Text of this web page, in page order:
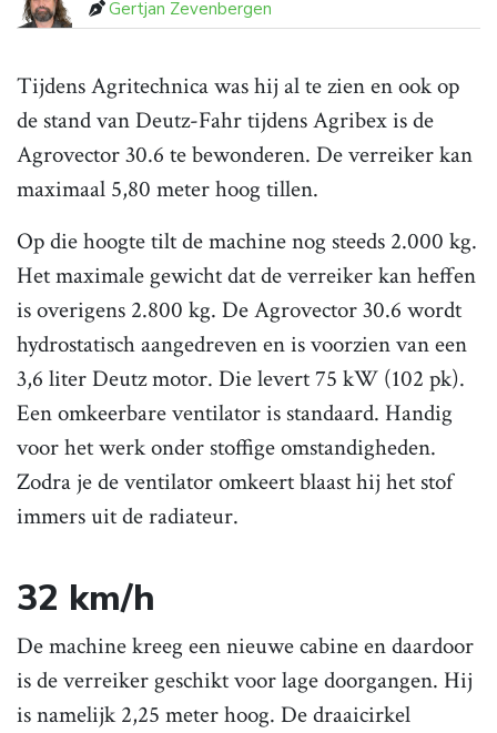
Gertjan Zevenbergen
Tijdens Agritechnica was hij al te zien en ook op
de stand van Deutz-Fahr tijdens Agribex is de
Agrovector 30.6 te bewonderen. De verreiker kan
maximaal 5,80 meter hoog tillen.
Op die hoogte tilt de machine nog steeds 2.000 kg.
Het maximale gewicht dat de verreiker kan heffen
is overigens 2.800 kg. De Agrovector 30.6 wordt
hydrostatisch aangedreven en is voorzien van een
3,6 liter Deutz motor. Die levert 75 kW (102 pk).
Een omkeerbare ventilator is standaard. Handig
voor het werk onder stoffige omstandigheden.
Zodra je de ventilator omkeert blaast hij het stof
immers uit de radiateur.
32 km/h
De machine kreeg een nieuwe cabine en daardoor
is de verreiker geschikt voor lage doorgangen. Hij
is namelijk 2,25 meter hoog. De draaicirkel